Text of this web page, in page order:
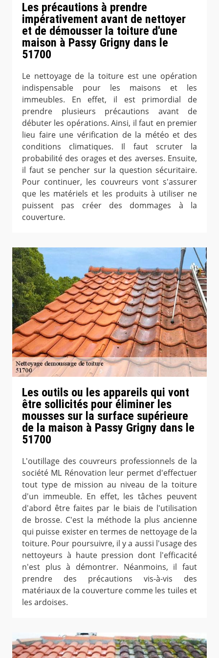
Les précautions à prendre
impérativement avant de nettoyer
et de démousser la toiture d'une
maison à Passy Grigny dans le
51700
Le nettoyage de la toiture est une opération
indispensable pour les maisons et les
immeubles. En effet, il est primordial de
prendre plusieurs précautions avant de
débuter les opérations. Ainsi, il faut en premier
lieu faire une vérification de la météo et des
conditions climatiques. Il faut scruter la
probabilité des orages et des averses. Ensuite,
il faut se pencher sur la question sécuritaire.
Pour continuer, les couvreurs vont s'assurer
que les matériels et les produits à utiliser ne
puissent pas créer des dommages à la
couverture.
Les outils ou les appareils qui vont
être sollicités pour éliminer les
mousses sur la surface supérieure
de la maison à Passy Grigny dans le
51700
L'outillage des couvreurs professionnels de la
société ML Rénovation leur permet d'effectuer
tout type de mission au niveau de la toiture
d'un immeuble. En effet, les tâches peuvent
d'abord être faites par le biais de l'utilisation
de brosse. C'est la méthode la plus ancienne
qui puisse exister en termes de nettoyage de la
toiture. Pour poursuivre, il y a aussi l'usage des
nettoyeurs à haute pression dont l'efficacité
n'est plus à démontrer. Néanmoins, il faut
prendre des précautions vis-à-vis des
matériaux de la couverture comme les tuiles et
les ardoises.